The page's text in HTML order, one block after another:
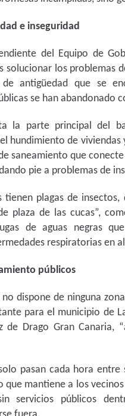
e inseguridad
del Equipo de
solucionar los problemas
antigüedad que se
se han abandonado
la parte principal del
hundimiento de viviendas
saneamiento que
pie a problemas de
tienen plagas de
plaza de las cucas”,
de aguas negras
respiratorias en
públicos
dispone de ninguna
para el municipio de
Drago Gran Canaria,
pasan cada hora
que mantiene a los
servicios públicos